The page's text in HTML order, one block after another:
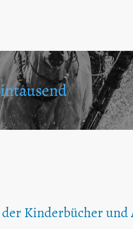
Kinderbücher